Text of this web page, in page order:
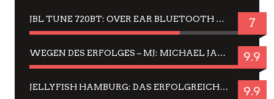
JBL TUNE 720BT: OVER EAR BLUETOOTH KOPFHÖRER UM DIE 50,-€ IM DAUER-TEST 7
WEGEN DES ERFOLGES – MJ: MICHAEL JACKSON MUSICAL IN EINER MATINEE SEHEN 9.9
JELLYFISH HAMBURG: DAS ERFOLGREICHE SOMMER-MENÜ 2025 IN GEFÜHLEN UND BILDERN 9.9